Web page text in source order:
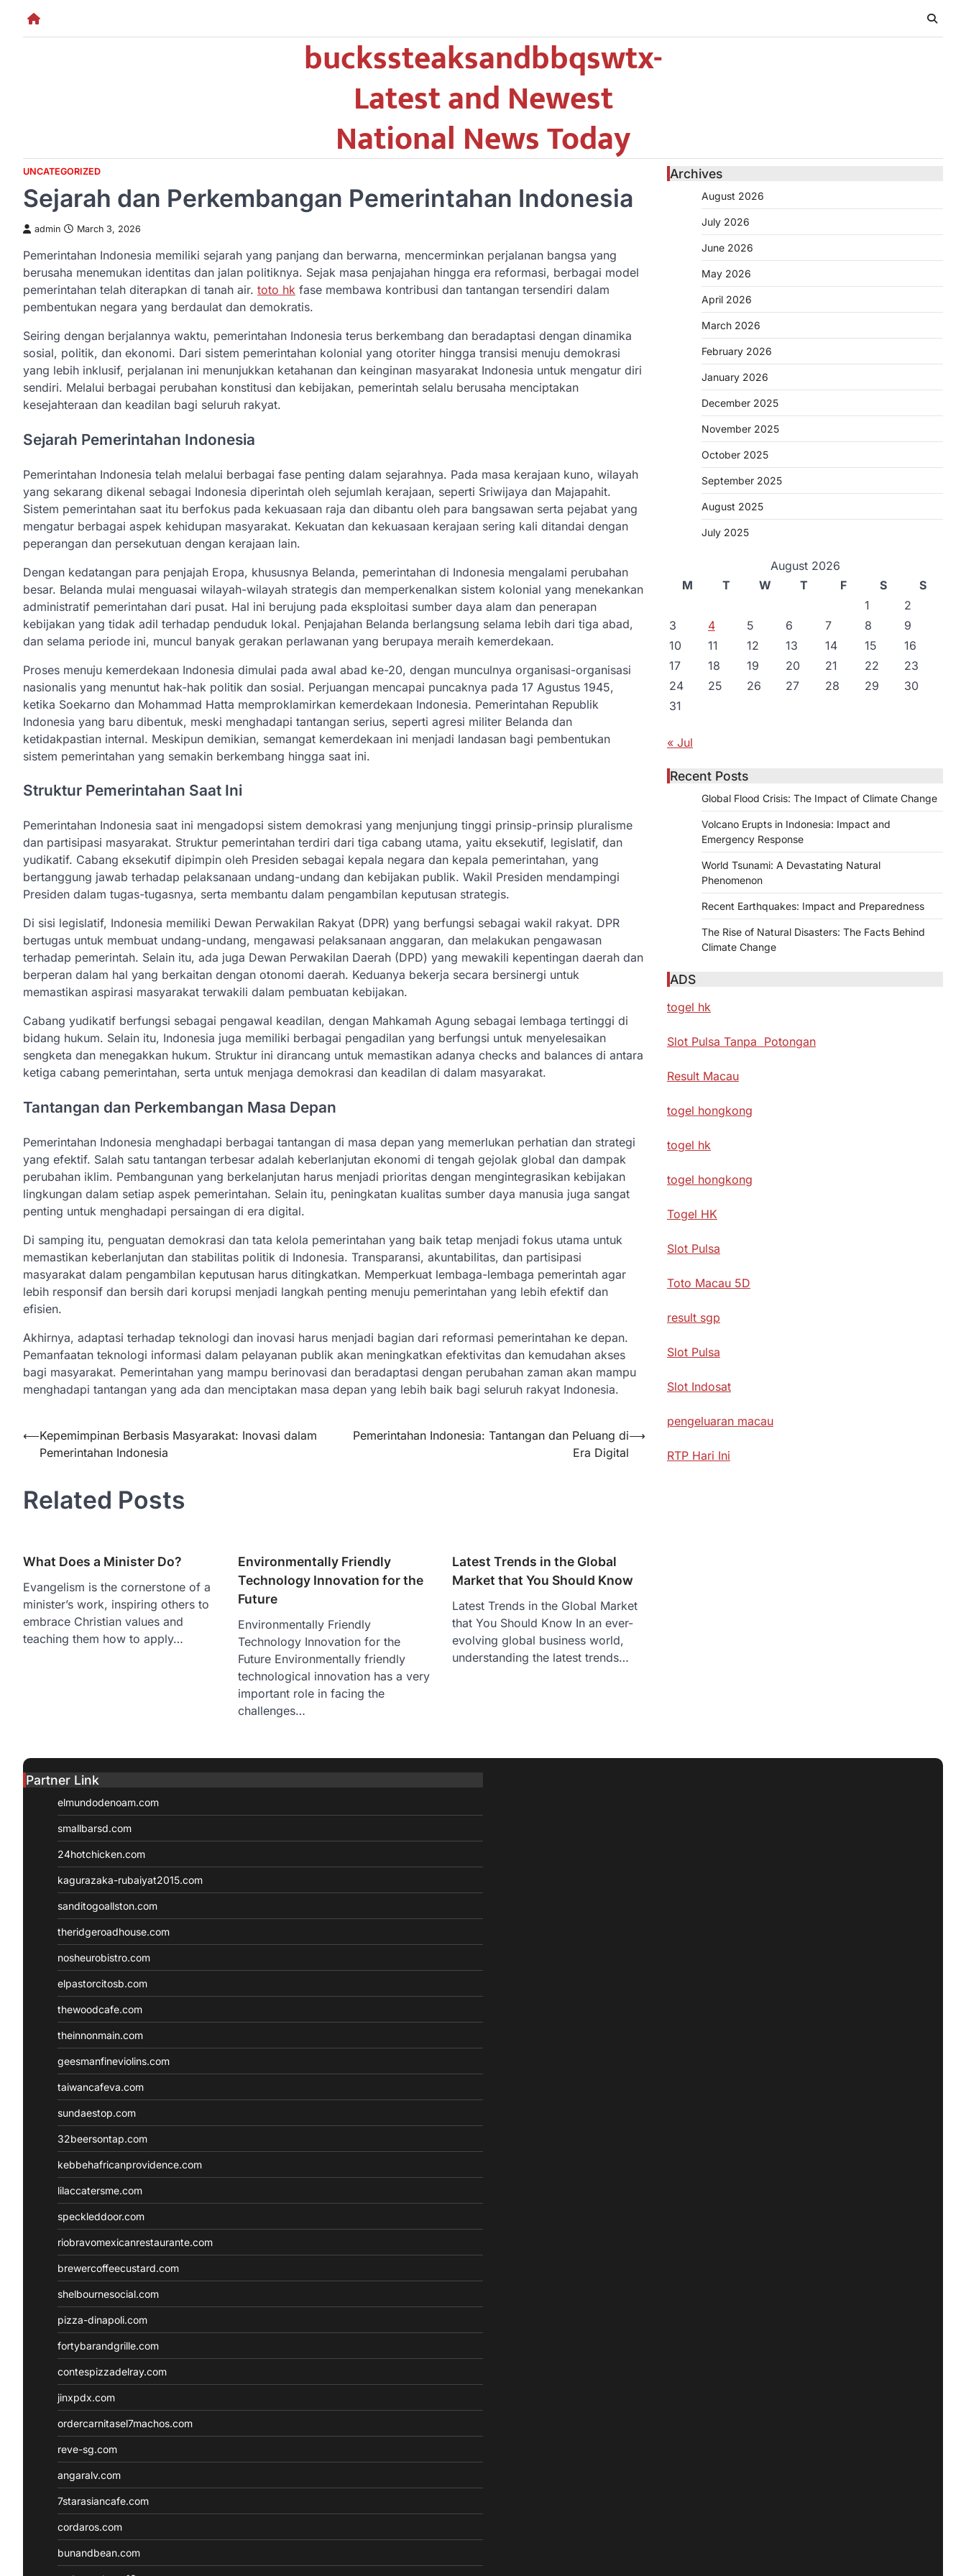
buckssteaksandbbqswtx-
Latest and Newest
National News Today
UNCATEGORIZED
Sejarah dan Perkembangan Pemerintahan Indonesia
admin March 3, 2026
Pemerintahan Indonesia memiliki sejarah yang panjang dan berwarna, mencerminkan perjalanan bangsa yang
berusaha menemukan identitas dan jalan politiknya. Sejak masa penjajahan hingga era reformasi, berbagai model
pemerintahan telah diterapkan di tanah air. toto hk fase membawa kontribusi dan tantangan tersendiri dalam
pembentukan negara yang berdaulat dan demokratis.
Seiring dengan berjalannya waktu, pemerintahan Indonesia terus berkembang dan beradaptasi dengan dinamika
sosial, politik, dan ekonomi. Dari sistem pemerintahan kolonial yang otoriter hingga transisi menuju demokrasi
yang lebih inklusif, perjalanan ini menunjukkan ketahanan dan keinginan masyarakat Indonesia untuk mengatur diri
sendiri. Melalui berbagai perubahan konstitusi dan kebijakan, pemerintah selalu berusaha menciptakan
kesejahteraan dan keadilan bagi seluruh rakyat.
Sejarah Pemerintahan Indonesia
Pemerintahan Indonesia telah melalui berbagai fase penting dalam sejarahnya. Pada masa kerajaan kuno, wilayah
yang sekarang dikenal sebagai Indonesia diperintah oleh sejumlah kerajaan, seperti Sriwijaya dan Majapahit.
Sistem pemerintahan saat itu berfokus pada kekuasaan raja dan dibantu oleh para bangsawan serta pejabat yang
mengatur berbagai aspek kehidupan masyarakat. Kekuatan dan kekuasaan kerajaan sering kali ditandai dengan
peperangan dan persekutuan dengan kerajaan lain.
Dengan kedatangan para penjajah Eropa, khususnya Belanda, pemerintahan di Indonesia mengalami perubahan
besar. Belanda mulai menguasai wilayah-wilayah strategis dan memperkenalkan sistem kolonial yang menekankan
administratif pemerintahan dari pusat. Hal ini berujung pada eksploitasi sumber daya alam dan penerapan
kebijakan yang tidak adil terhadap penduduk lokal. Penjajahan Belanda berlangsung selama lebih dari tiga abad,
dan selama periode ini, muncul banyak gerakan perlawanan yang berupaya meraih kemerdekaan.
Proses menuju kemerdekaan Indonesia dimulai pada awal abad ke-20, dengan munculnya organisasi-organisasi
nasionalis yang menuntut hak-hak politik dan sosial. Perjuangan mencapai puncaknya pada 17 Agustus 1945,
ketika Soekarno dan Mohammad Hatta memproklamirkan kemerdekaan Indonesia. Pemerintahan Republik
Indonesia yang baru dibentuk, meski menghadapi tantangan serius, seperti agresi militer Belanda dan
ketidakpastian internal. Meskipun demikian, semangat kemerdekaan ini menjadi landasan bagi pembentukan
sistem pemerintahan yang semakin berkembang hingga saat ini.
Struktur Pemerintahan Saat Ini
Pemerintahan Indonesia saat ini mengadopsi sistem demokrasi yang menjunjung tinggi prinsip-prinsip pluralisme
dan partisipasi masyarakat. Struktur pemerintahan terdiri dari tiga cabang utama, yaitu eksekutif, legislatif, dan
yudikatif. Cabang eksekutif dipimpin oleh Presiden sebagai kepala negara dan kepala pemerintahan, yang
bertanggung jawab terhadap pelaksanaan undang-undang dan kebijakan publik. Wakil Presiden mendampingi
Presiden dalam tugas-tugasnya, serta membantu dalam pengambilan keputusan strategis.
Di sisi legislatif, Indonesia memiliki Dewan Perwakilan Rakyat (DPR) yang berfungsi sebagai wakil rakyat. DPR
bertugas untuk membuat undang-undang, mengawasi pelaksanaan anggaran, dan melakukan pengawasan
terhadap pemerintah. Selain itu, ada juga Dewan Perwakilan Daerah (DPD) yang mewakili kepentingan daerah dan
berperan dalam hal yang berkaitan dengan otonomi daerah. Keduanya bekerja secara bersinergi untuk
memastikan aspirasi masyarakat terwakili dalam pembuatan kebijakan.
Cabang yudikatif berfungsi sebagai pengawal keadilan, dengan Mahkamah Agung sebagai lembaga tertinggi di
bidang hukum. Selain itu, Indonesia juga memiliki berbagai pengadilan yang berfungsi untuk menyelesaikan
sengketa dan menegakkan hukum. Struktur ini dirancang untuk memastikan adanya checks and balances di antara
ketiga cabang pemerintahan, serta untuk menjaga demokrasi dan keadilan di dalam masyarakat.
Tantangan dan Perkembangan Masa Depan
Pemerintahan Indonesia menghadapi berbagai tantangan di masa depan yang memerlukan perhatian dan strategi
yang efektif. Salah satu tantangan terbesar adalah keberlanjutan ekonomi di tengah gejolak global dan dampak
perubahan iklim. Pembangunan yang berkelanjutan harus menjadi prioritas dengan mengintegrasikan kebijakan
lingkungan dalam setiap aspek pemerintahan. Selain itu, peningkatan kualitas sumber daya manusia juga sangat
penting untuk menghadapi persaingan di era digital.
Di samping itu, penguatan demokrasi dan tata kelola pemerintahan yang baik tetap menjadi fokus utama untuk
memastikan keberlanjutan dan stabilitas politik di Indonesia. Transparansi, akuntabilitas, dan partisipasi
masyarakat dalam pengambilan keputusan harus ditingkatkan. Memperkuat lembaga-lembaga pemerintah agar
lebih responsif dan bersih dari korupsi menjadi langkah penting menuju pemerintahan yang lebih efektif dan
efisien.
Akhirnya, adaptasi terhadap teknologi dan inovasi harus menjadi bagian dari reformasi pemerintahan ke depan.
Pemanfaatan teknologi informasi dalam pelayanan publik akan meningkatkan efektivitas dan kemudahan akses
bagi masyarakat. Pemerintahan yang mampu berinovasi dan beradaptasi dengan perubahan zaman akan mampu
menghadapi tantangan yang ada dan menciptakan masa depan yang lebih baik bagi seluruh rakyat Indonesia.
Post
navigation
⟵Kepemimpinan Berbasis Masyarakat: Inovasi dalam
Pemerintahan Indonesia
Pemerintahan Indonesia: Tantangan dan Peluang di
Era Digital
⟶
Related Posts
What Does a Minister Do?
Evangelism is the cornerstone of a
minister’s work, inspiring others to
embrace Christian values and
teaching them how to apply…
Environmentally Friendly
Technology Innovation for the
Future
Environmentally Friendly
Technology Innovation for the
Future Environmentally friendly
technological innovation has a very
important role in facing the
challenges…
Latest Trends in the Global
Market that You Should Know
Latest Trends in the Global Market
that You Should Know In an ever-
evolving global business world,
understanding the latest trends…
Archives
August 2026
July 2026
June 2026
May 2026
April 2026
March 2026
February 2026
January 2026
December 2025
November 2025
October 2025
September 2025
August 2025
July 2025
August 2026
M
T W T F S
S
1
2
3
4 5 6 7 8
9
10
11 12 13 14 15
16
17
18 19 20 21 22
23
24
25 26 27 28 29
30
31
« Jul
Recent Posts
Global Flood Crisis: The Impact of Climate Change
Volcano Erupts in Indonesia: Impact and
Emergency Response
World Tsunami: A Devastating Natural
Phenomenon
Recent Earthquakes: Impact and Preparedness
The Rise of Natural Disasters: The Facts Behind
Climate Change
ADS
togel hk
Slot Pulsa Tanpa Potongan
Result Macau
togel hongkong
togel hk
togel hongkong
Togel HK
Slot Pulsa
Toto Macau 5D
result sgp
Slot Pulsa
Slot Indosat
pengeluaran macau
RTP Hari Ini
Partner Link
elmundodenoam.com
smallbarsd.com
24hotchicken.com
kagurazaka-rubaiyat2015.com
sanditogoallston.com
theridgeroadhouse.com
nosheurobistro.com
elpastorcitosb.com
thewoodcafe.com
theinnonmain.com
geesmanfineviolins.com
taiwancafeva.com
sundaestop.com
32beersontap.com
kebbehafricanprovidence.com
lilaccatersme.com
speckleddoor.com
riobravomexicanrestaurante.com
brewercoffeecustard.com
shelbournesocial.com
pizza-dinapoli.com
fortybarandgrille.com
contespizzadelray.com
jinxpdx.com
ordercarnitasel7machos.com
reve-sg.com
angaralv.com
7starasiancafe.com
cordaros.com
bunandbean.com